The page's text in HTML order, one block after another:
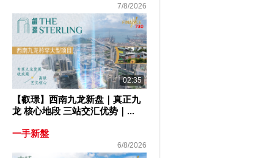
7/8/2026
02:35
【叡璟】西南九龙新盘｜真正九
龙 核心地段 三站交汇优势｜...
一手新盤
6/8/2026